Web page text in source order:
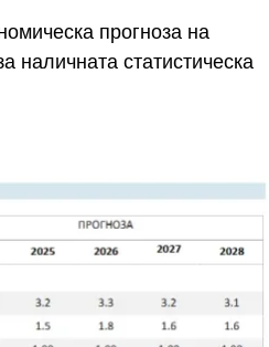
прогноза на
наличната статистическа